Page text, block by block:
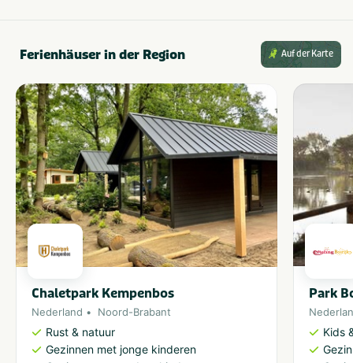
Ferienhäuser in der Region Auf der Karte
Chaletpark Kempenbos
Nederland Noord-Brabant
Rust & natuur
Gezinnen met jonge kinderen
Park
Kids